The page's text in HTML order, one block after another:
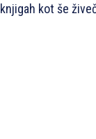
kot še